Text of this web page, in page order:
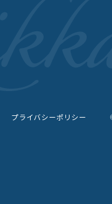
プライバシーポリシー